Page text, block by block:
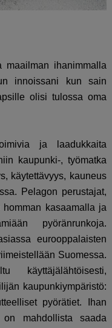
maailman ihanimmalla
innoissani kun sain
olisi tulossa oma
ja laadukkaita
kaupunki-, työmatka
käytettävyys, kauneus
Pelagon perustajat,
kasaamalla ja
pyöränrunkoja.
eurooppalaisten
Suomessa.
käyttäjälähtöisesti,
kaupunkiympäristö:
pyörätiet. Ihan
mahdollista saada